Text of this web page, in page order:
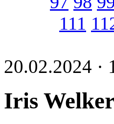
111
20.02.2024 ·
Iris